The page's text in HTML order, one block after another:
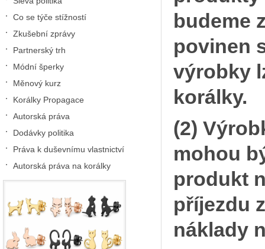
Co se týče stížností
Zkušební zprávy
Partnerský trh
Módní šperky
Měnový kurz
Korálky Propagace
Autorská práva
Dodávky politika
Práva k duševnímu vlastnictví
Autorská práva na korálky
budeme
povinen
výrobky
korálky.
(2)
mohou
produkt
příjezdu
náklady